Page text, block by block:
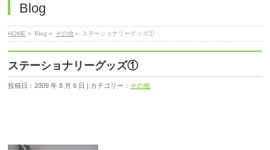
Blog
HOME » Blog » その他 » ステーショナリーグッズ①
ステーショナリーグッズ①
投稿日：2009 年 8 月 6 日 | カテゴリー： その他